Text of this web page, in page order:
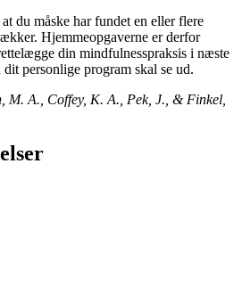
du måske har fundet en eller flere
Hjemmeopgaverne er derfor
din mindfulnesspraksis i næste
personlige program skal se ud.
M. A., Coffey, K. A., Pek, J., & Finkel,